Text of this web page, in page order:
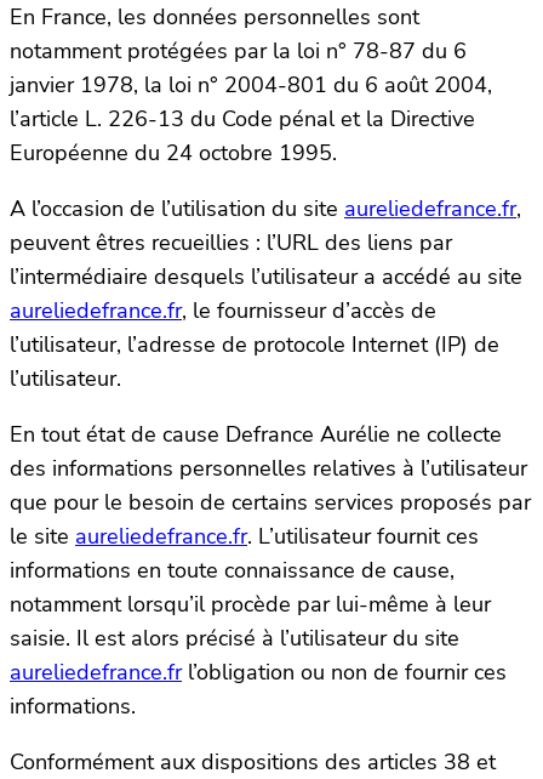
En France, les données personnelles sont
notamment protégées par la loi n° 78-87 du 6
janvier 1978, la loi n° 2004-801 du 6 août 2004,
l’article L. 226-13 du Code pénal et la Directive
Européenne du 24 octobre 1995.
A l’occasion de l’utilisation du site aureliedefrance.fr,
peuvent êtres recueillies : l’URL des liens par
l’intermédiaire desquels l’utilisateur a accédé au site
aureliedefrance.fr, le fournisseur d’accès de
l’utilisateur, l’adresse de protocole Internet (IP) de
l’utilisateur.
En tout état de cause Defrance Aurélie ne collecte
des informations personnelles relatives à l’utilisateur
que pour le besoin de certains services proposés par
le site aureliedefrance.fr. L’utilisateur fournit ces
informations en toute connaissance de cause,
notamment lorsqu’il procède par lui-même à leur
saisie. Il est alors précisé à l’utilisateur du site
aureliedefrance.frl’obligation ou non de fournir ces
informations.
Conformément aux dispositions des articles 38 et